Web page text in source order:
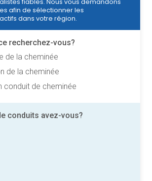
afin de sélectionner les
dans votre région.
recherchez-vous?
de la cheminée
de la cheminée
conduit de cheminée
conduits avez-vous?